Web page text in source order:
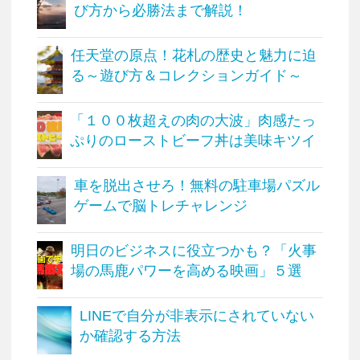
び方から必勝法まで解説！
任天堂の原点！花札の歴史と魅力に迫
る～遊び方＆コレクションガイド～
「１００枚超えの肉の大波」肉感たっ
ぷりのローストビーフ丼は美味キツイ
車を脱出させろ！無料の駐車場パズル
ゲームで脳トレチャレンジ
明日のビジネスに役立つかも？「火事
場の馬鹿パワーを高める映画」５選
LINEで自分が非表示にされていない
か確認する方法